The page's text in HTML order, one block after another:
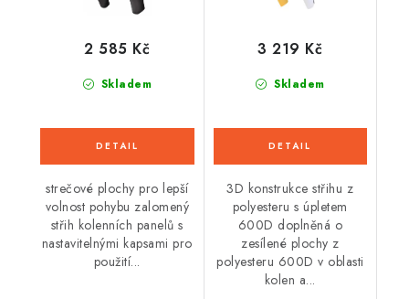
Skladem
2 585 Kč
strečové plochy pro lepší
volnost pohybu zalomený
střih kolenních panelů s
nastavitelnými kapsami pro
použití...
Skladem
3 219 Kč
3D konstrukce střihu z
polyesteru s úpletem
600D doplněná o
zesílené plochy z
polyesteru 600D v oblasti
kolen a...